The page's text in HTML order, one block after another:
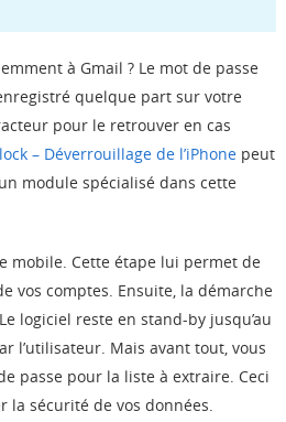
à Gmail ? Le mot de passe
quelque part sur votre
pour le retrouver en cas
– Déverrouillage de l’iPhonepeut
module spécialisé dans cette
mobile. Cette étape lui permet de
vos comptes. Ensuite, la démarche
logiciel reste en stand-by jusqu’au
l’utilisateur. Mais avant tout, vous
passe pour la liste à extraire. Ceci
sécurité de vos données.